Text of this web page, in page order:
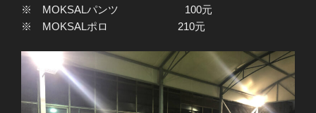
※ MOKSALパンツ 100元
※ MOKSALポロ 210元